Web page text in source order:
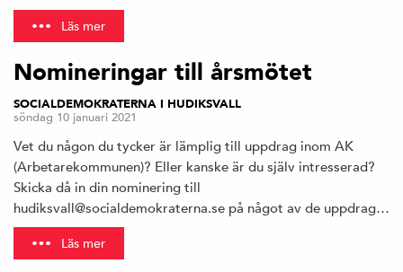
Läs mer
Nomineringar till årsmötet
SOCIALDEMOKRATERNA I HUDIKSVALL
söndag 10 januari 2021
Vet du någon du tycker är lämplig till uppdrag inom AK
(Arbetarekommunen)? Eller kanske är du själv intresserad?
Skicka då in din nominering till
hudiksvall@socialdemokraterna.se på något av de uppdrag…
Läs mer